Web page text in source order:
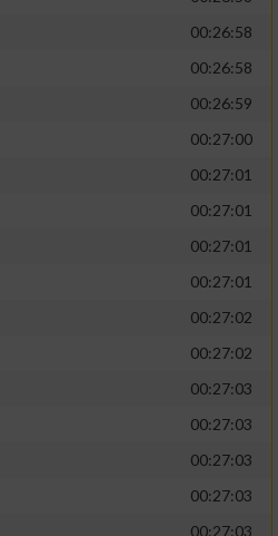
00:26:58
00:26:58
00:26:59
00:27:00
00:27:01
00:27:01
00:27:01
00:27:01
00:27:02
00:27:02
00:27:03
00:27:03
00:27:03
00:27:03
00:27:03